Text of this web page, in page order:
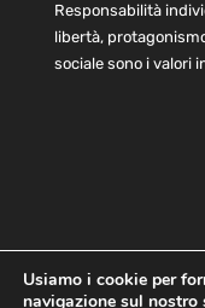
Responsabilità
libertà,
sociale sono i valori
Usiamo i cookie per
navigazione sul